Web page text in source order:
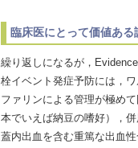
臨床医にとって価値ある
繰り返しになるが，
栓イベント発症予防には，
ファリンによる管理が極め
本でいえば納豆の嗜好），
蓋内出血を含む重篤な出血